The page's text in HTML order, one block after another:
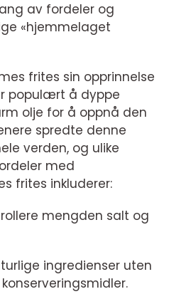
av fordeler og
«hjemmelaget
frites sin opprinnelse
populært å dyppe
olje for å oppnå den
spredte denne
verden, og ulike
med
frites inkluderer:
mengden salt og
ingredienser uten